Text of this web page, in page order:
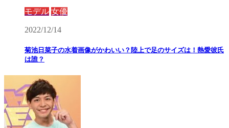
モデル 女優
2022/12/14
菊池日菜子の水着画像がかわいい？陸上で足のサイズは！熱愛彼氏
は誰？